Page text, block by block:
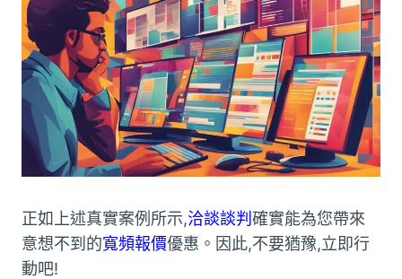
正如上述真實案例所示,洽談談判 確實能為您帶來
意想不到的寬頻報價優惠。因此,不要猶豫,立即行
動吧!